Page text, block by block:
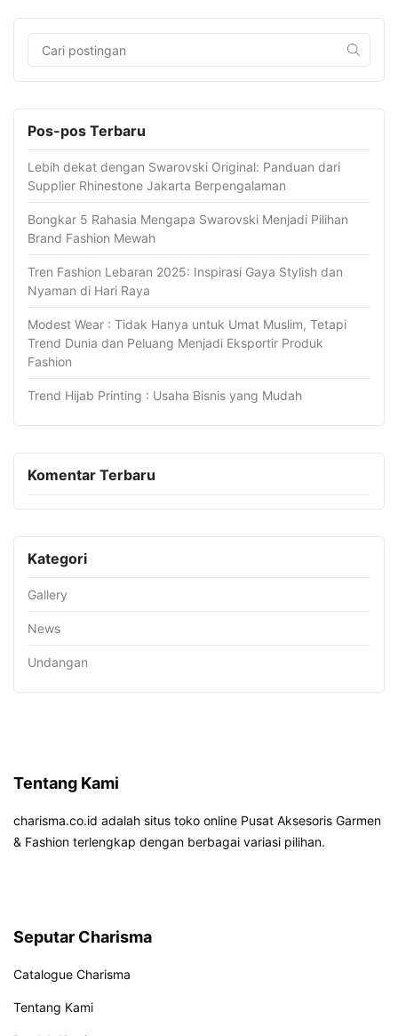
Pos-pos Terbaru
Lebih dekat dengan Swarovski Original: Panduan dari
Supplier Rhinestone Jakarta Berpengalaman
Bongkar 5 Rahasia Mengapa Swarovski Menjadi Pilihan
Brand Fashion Mewah
Tren Fashion Lebaran 2025: Inspirasi Gaya Stylish dan
Nyaman di Hari Raya
Modest Wear : Tidak Hanya untuk Umat Muslim, Tetapi
Trend Dunia dan Peluang Menjadi Eksportir Produk
Fashion
Trend Hijab Printing : Usaha Bisnis yang Mudah
Komentar Terbaru
Kategori
Gallery
News
Undangan
Tentang Kami
charisma.co.id adalah situs toko online Pusat Aksesoris Garmen
& Fashion terlengkap dengan berbagai variasi pilihan.
Seputar Charisma
Catalogue Charisma
Tentang Kami